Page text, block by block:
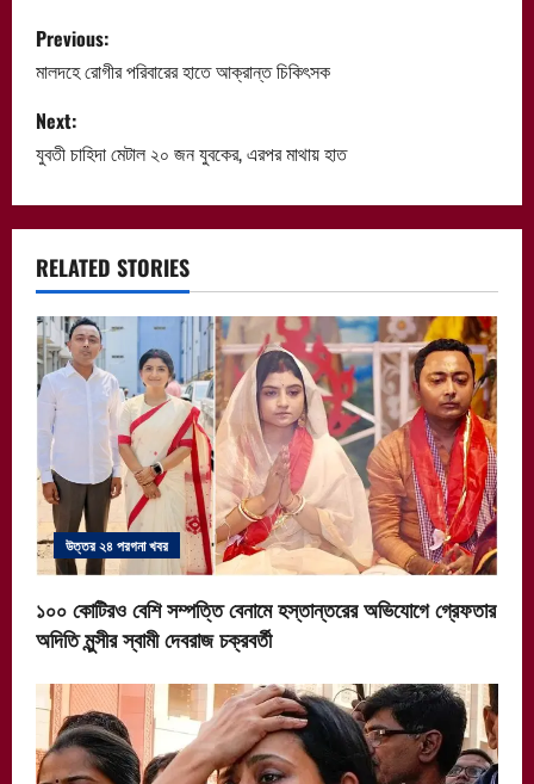
P
o
s
t
n
a
v
i
g
a
t
i
o
n
Previous:
মালদহে রোগীর পরিবারের হাতে আক্রান্ত চিকিৎসক
Next:
যুবতী চাহিদা মেটাল ২০ জন যুবকের, এরপর মাথায় হাত
RELATED STORIES
উত্তর ২৪ পরগনা খবর
১০০ কোটিরও বেশি সম্পত্তি বেনামে হস্তান্তরের অভিযোগে গ্রেফতার
অদিতি মুন্সীর স্বামী দেবরাজ চক্রবর্তী